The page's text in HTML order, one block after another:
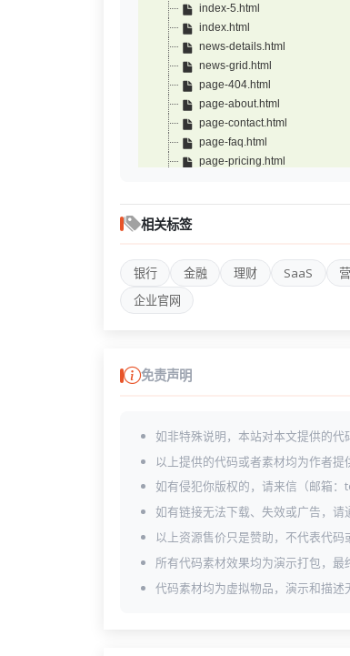
index-5.html
index.html
news-details.html
news-grid.html
page-404.html
page-about.html
page-contact.html
page-faq.html
page-pricing.html
shop-product-details.html
相关标签
银行 金融 理财 SaaS
企业官网
免责声明
如非特殊说明，本站对本文提供的代
以上提供的代码或者素材均为作者提
如有侵犯你版权的，请来信（邮箱
如有链接无法下载、失效或广告，请
以上资源售价只是赞助，不代表代码
所有代码素材效果均为演示打包，最
代码素材均为虚拟物品，演示和描述